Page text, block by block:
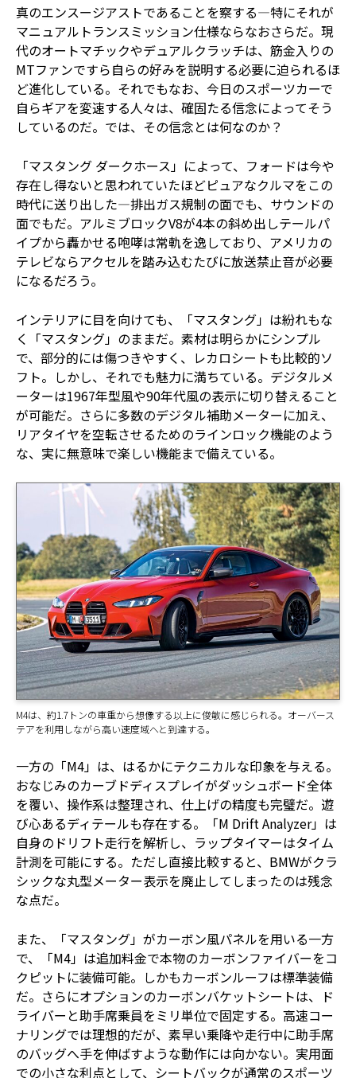
真のエンスージアストであることを察する―特にそれが
マニュアルトランスミッション仕様ならなおさらだ。現
代のオートマチックやデュアルクラッチは、筋金入りの
MTファンですら自らの好みを説明する必要に迫られるほ
ど進化している。それでもなお、今日のスポーツカーで
自らギアを変速する人々は、確固たる信念によってそう
しているのだ。では、その信念とは何なのか？
「マスタング ダークホース」によって、フォードは今や
存在し得ないと思われていたほどピュアなクルマをこの
時代に送り出した―排出ガス規制の面でも、サウンドの
面でもだ。アルミブロックV8が4本の斜め出しテールパ
イプから轟かせる咆哮は常軌を逸しており、アメリカの
テレビならアクセルを踏み込むたびに放送禁止音が必要
になるだろう。
インテリアに目を向けても、「マスタング」は紛れもな
く「マスタング」のままだ。素材は明らかにシンプル
で、部分的には傷つきやすく、レカロシートも比較的ソ
フト。しかし、それでも魅力に満ちている。デジタルメ
ーターは1967年型風や90年代風の表示に切り替えること
が可能だ。さらに多数のデジタル補助メーターに加え、
リアタイヤを空転させるためのラインロック機能のよう
な、実に無意味で楽しい機能まで備えている。
M4は、約1.7トンの車重から想像する以上に俊敏に感じられる。オーバース
テアを利用しながら高い速度域へと到達する。
一方の「M4」は、はるかにテクニカルな印象を与える。
おなじみのカーブドディスプレイがダッシュボード全体
を覆い、操作系は整理され、仕上げの精度も完璧だ。遊
び心あるディテールも存在する。「M Drift Analyzer」は
自身のドリフト走行を解析し、ラップタイマーはタイム
計測を可能にする。ただし直接比較すると、BMWがクラ
シックな丸型メーター表示を廃止してしまったのは残念
な点だ。
また、「マスタング」がカーボン風パネルを用いる一方
で、「M4」は追加料金で本物のカーボンファイバーをコ
クピットに装備可能。しかもカーボンルーフは標準装備
だ。さらにオプションのカーボンバケットシートは、ド
ライバーと助手席乗員をミリ単位で固定する。高速コー
ナリングでは理想的だが、素早い乗降や走行中に助手席
のバッグへ手を伸ばすような動作には向かない。実用面
での小さな利点として、シートバックが通常のスポーツ